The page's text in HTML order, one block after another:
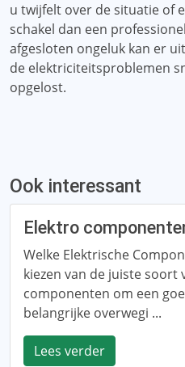
u twijfelt over de situatie of
schakel dan een
afgesloten ongeluk kan er
de elektriciteitsproblemen
opgelost.
Ook interessant
Elektro
Welke Elektrische
kiezen van de juiste soort
componenten om een
belangrijke overwegi ...
Lees verder